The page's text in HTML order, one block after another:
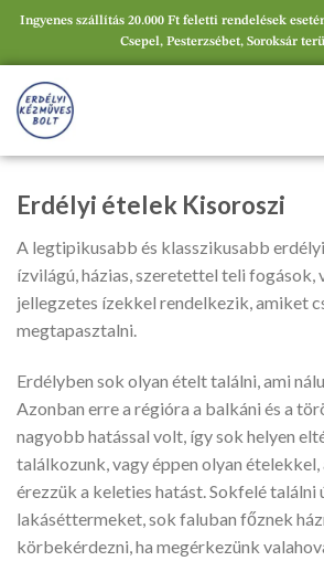
Ingyenes szállítás 20.000 Ft feletti rendelések
Csepel, Pesterzsébet, Soroksár
Erdélyi ételek Kisoroszi
A legtipikusabb és klasszikusabb
ízvilágú, házias, szeretettel teli fogások,
jellegzetes ízekkel rendelkezik, amiket
megtapasztalni.
Erdélyben sok olyan ételt találni, ami
Azonban erre a régióra a balkáni és a
nagyobb hatással volt, így sok helyen
találkozunk, vagy éppen olyan ételekkel,
érezzük a keleties hatást. Sokfelé találni
lakáséttermeket, sok faluban főznek
körbekérdezni, ha megérkezünk